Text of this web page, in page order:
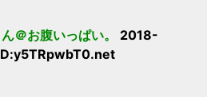
＠お腹いっぱい。 2018-